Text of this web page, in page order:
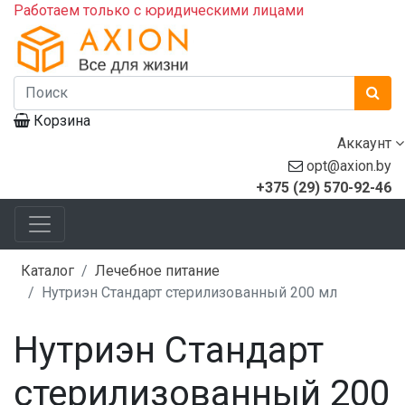
Работаем только с юридическими лицами
Корзина
Аккаунт
opt@axion.by
+375 (29) 570-92-46
Каталог
Лечебное питание
Нутриэн Стандарт стерилизованный 200 мл
Нутриэн Стандарт
стерилизованный 200